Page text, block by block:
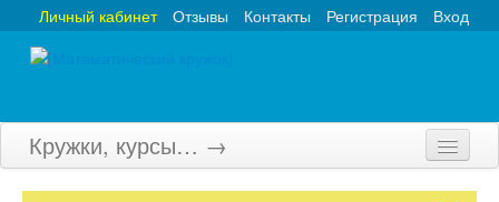
Вход
Регистрация
Контакты
Отзывы
Личный кабинет
Кружки, курсы… →
Главная